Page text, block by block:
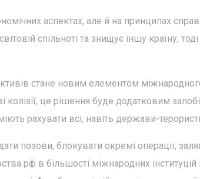
аспектах, але й на принципах
спільноті та знищує іншу країну,
стане новим елементом
колізії, це рішення буде додатковим
рахувати всі, навіть держави-
позови, блокувати окремі операції,
рф в більшості міжнародних